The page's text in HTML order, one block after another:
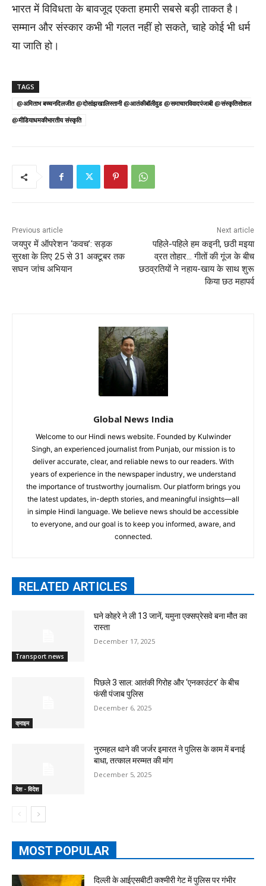
भारत में विविधता के बावजूद एकता हमारी सबसे बड़ी ताकत है।
सम्मान और संस्कार कभी भी गलत नहीं हो सकते, चाहे कोई भी धर्म
या जाति हो।
TAGS
@अमिताभ बच्चनदिलजीत @दोसांझखालिस्तानी @आतंकीबॉलीवुड @समाचारविवादपंजाबी @संस्कृतिसोशल
@मीडियाधमकीभारतीय संस्कृति
Previous article
जयपुर में ऑपरेशन ‘कवच’: सड़क
सुरक्षा के लिए 25 से 31 अक्टूबर तक
सघन जांच अभियान
Next article
पहिले-पहिले हम कइनी, छठी मइया
व्रत तोहार… गीतों की गूंज के बीच
छठव्रतियों ने नहाय-खाय के साथ शुरू
किया छठ महापर्व
Global News India
Welcome to our Hindi news website. Founded by Kulwinder
Singh, an experienced journalist from Punjab, our mission is to
deliver accurate, clear, and reliable news to our readers. With
years of experience in the newspaper industry, we understand
the importance of trustworthy journalism. Our platform brings you
the latest updates, in-depth stories, and meaningful insights—all
in simple Hindi language. We believe news should be accessible
to everyone, and our goal is to keep you informed, aware, and
connected.
RELATED ARTICLES
Transport news
घने कोहरे ने ली 13 जानें, यमुना एक्सप्रेसवे बना मौत का
रास्ता
December 17, 2025
क्राइम
पिछले 3 साल: आतंकी गिरोह और ‘एनकाउंटर’ के बीच
फंसी पंजाब पुलिस
December 6, 2025
देश - विदेश
नुरमहल थाने की जर्जर इमारत ने पुलिस के काम में बनाई
बाधा, तत्काल मरम्मत की मांग
December 5, 2025
MOST POPULAR
दिल्ली के आईएसबीटी कश्मीरी गेट में पुलिस पर गंभीर